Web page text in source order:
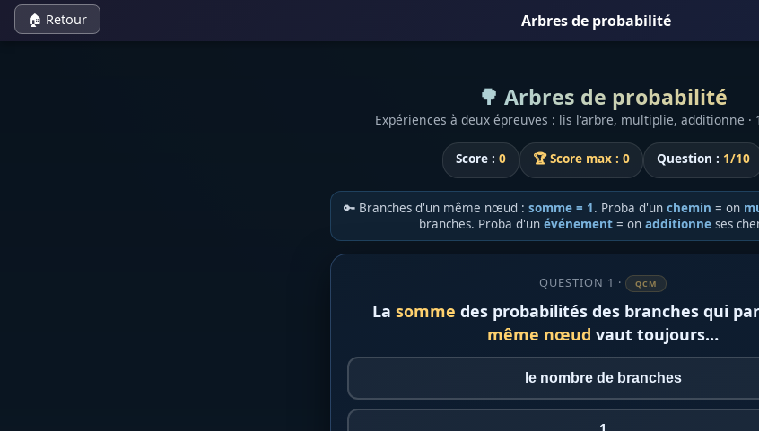
🏠 Retour Arbres de probabilité
🌳 Arbres de probabilité
Expériences à deux épreuves : lis l'arbre, multiplie, additionne ·
Score : 0 🏆 Score max : 0 Question : 1/10
🔑 Branches d'un même nœud : somme = 1. Proba d'un chemin = on
branches. Proba d'un événement = on additionne ses
QUESTION 1 · QCM
La somme des probabilités des branches qui
même nœud vaut toujours…
le nombre de branches